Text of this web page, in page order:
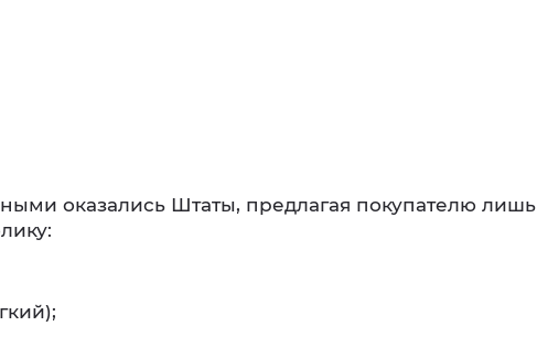
оказались Штаты, предлагая покупателю лишь